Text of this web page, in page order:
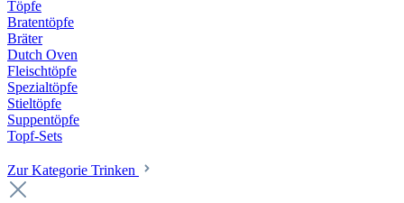
Töpfe
Bratentöpfe
Bräter
Dutch Oven
Fleischtöpfe
Spezialtöpfe
Stieltöpfe
Suppentöpfe
Topf-Sets
Zur Kategorie Trinken